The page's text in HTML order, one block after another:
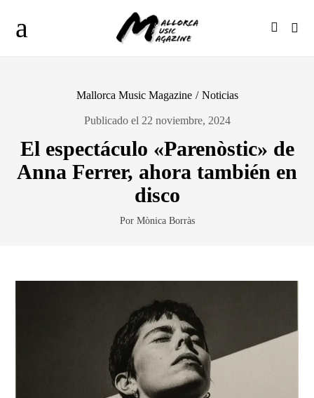
Mallorca Music Magazine / Noticias
Publicado el 22 noviembre, 2024
El espectáculo «Parenòstic» de
Anna Ferrer, ahora también en
disco
Por Mònica Borràs